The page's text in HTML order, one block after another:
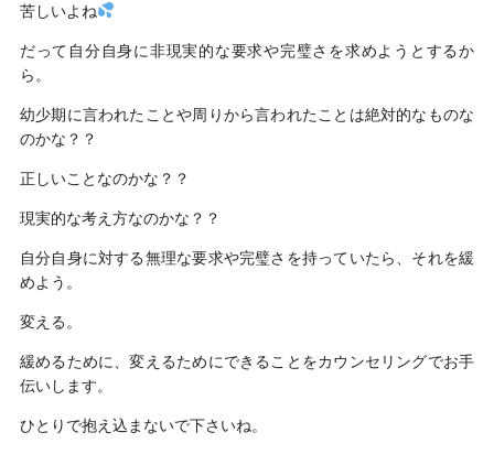
苦しいよね
だって自分自身に非現実的な要求や完璧さを求めようとするか
ら。
幼少期に言われたことや周りから言われたことは絶対的なものな
のかな？？
正しいことなのかな？？
現実的な考え方なのかな？？
自分自身に対する無理な要求や完璧さを持っていたら、それを緩
めよう。
変える。
緩めるために、変えるためにできることをカウンセリングでお手
伝いします。
ひとりで抱え込まないで下さいね。